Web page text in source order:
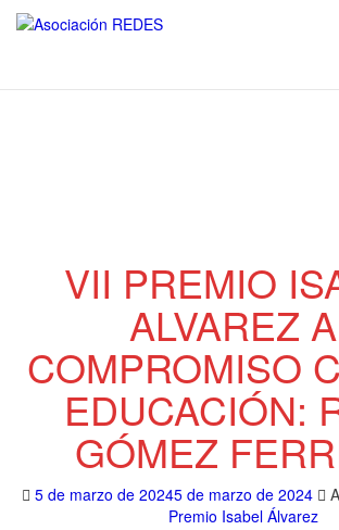
VII PREMIO
ALVAREZ
COMPROMISO
EDUCACIÓN:
GÓMEZ
5 de marzo de 20245 de marzo de 2024
Premio Isabel Álvarez